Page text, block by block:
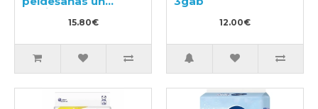
podiņmācību
autiņbiksīte L 14–
15.80€ 12.00€